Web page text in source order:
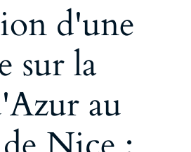
d'une
sur la
au